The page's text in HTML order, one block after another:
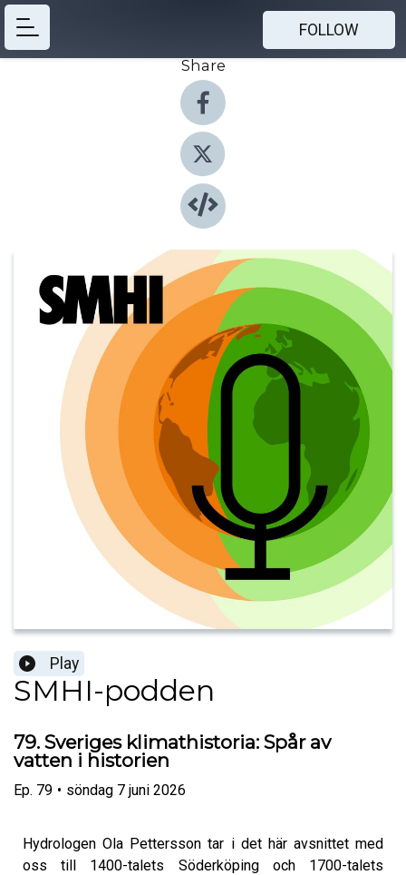
FOLLOW
Share
Play
SMHI-podden
79. Sveriges klimathistoria: Spår av
vatten i historien
Ep. 79 • söndag 7 juni 2026
Hydrologen Ola Pettersson tar i det här avsnittet med
oss till 1400-talets Söderköping och 1700-talets